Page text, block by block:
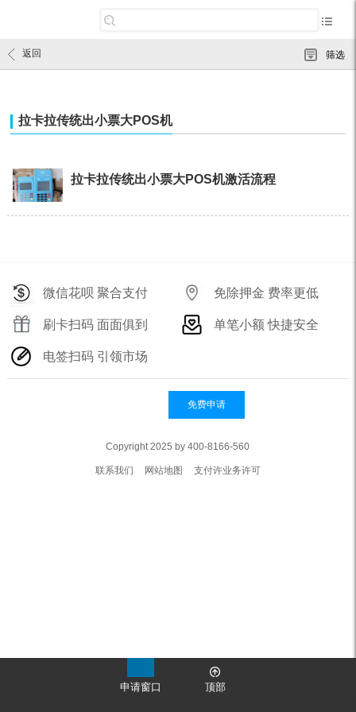
返回 筛选
拉卡拉传统出小票大POS机
拉卡拉传统出小票大POS机激活流程
微信花呗 聚合支付 免除押金 费率更低
刷卡扫码 面面俱到 单笔小额 快捷安全
电签扫码 引领市场
免费申请
Copyright 2025 by 400-8166-560
联系我们 网站地图 支付许业务许可
申请窗口 顶部